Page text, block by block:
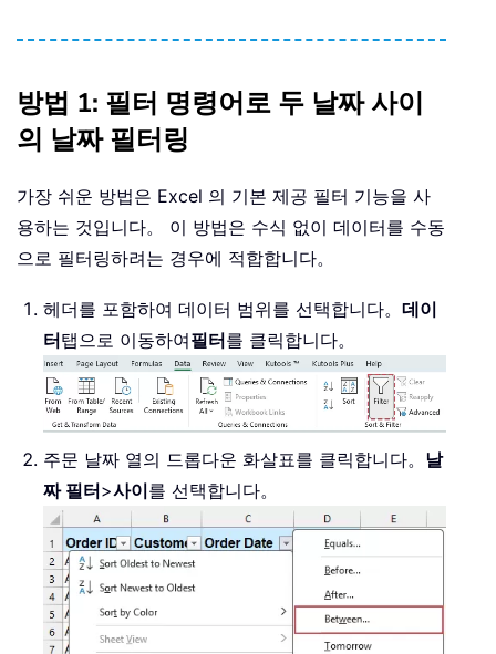
방법 1: 필터 명령어로 두 날짜 사이
의 날짜 필터링
가장 쉬운 방법은 Excel 의 기본 제공 필터 기능을 사
용하는 것입니다。 이 방법은 수식 없이 데이터를 수동
으로 필터링하려는 경우에 적합합니다。
헤더를 포함하여 데이터 범위를 선택합니다。 데이
터탭으로 이동하여필터를 클릭합니다。
주문 날짜 열의 드롭다운 화살표를 클릭합니다。 날
짜 필터>사이를 선택합니다。